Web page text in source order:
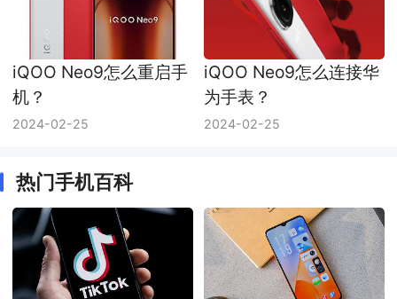
iQOO Neo9怎么重启手
机？
2024-02-25
iQOO Neo9怎么连接华
为手表？
2024-02-25
热门手机百科